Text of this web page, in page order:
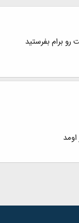
برام بفرستید